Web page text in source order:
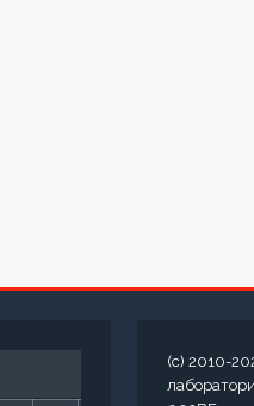
(c) 2010-